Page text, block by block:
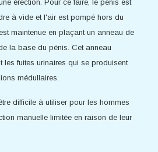
érection. Pour ce faire, le pénis est
à vide et l'air est pompé hors du
maintenue en plaçant un anneau de
la base du pénis. Cet anneau
les fuites urinaires qui se produisent
médullaires.
difficile à utiliser pour les hommes
manuelle limitée en raison de leur